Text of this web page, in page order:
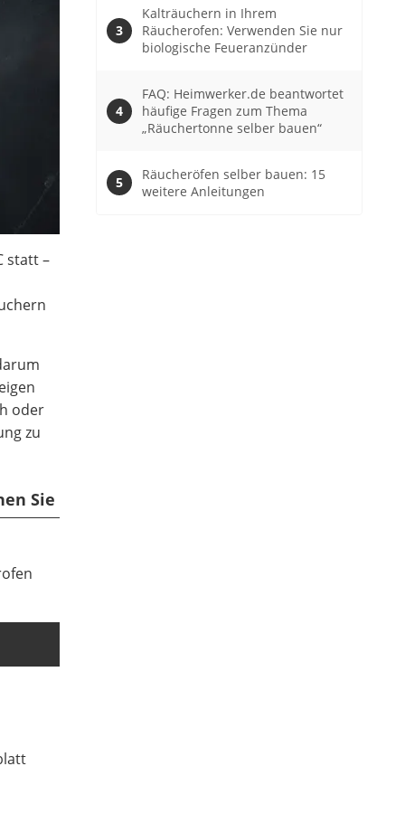
statt –
oder
zu
Sie
Kalträuchern in Ihrem
Räucherofen: Verwenden Sie nur
biologische Feueranzünder
FAQ: Heimwerker.de beantwortet
häufige Fragen zum Thema
„Räuchertonne selber bauen“
Räucheröfen selber bauen: 15
weitere Anleitungen